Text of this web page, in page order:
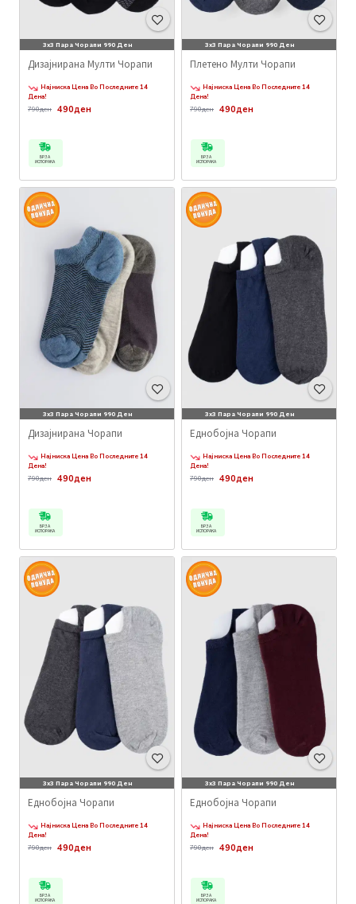
3x3 Пара Чорапи 990 Ден
Дизајнирана Мулти Чорапи
Најниска Цена Во Последните 14
Дена!
490ден
790ден
БРЗА
ИСПОРАКА
3x3 Пара Чорапи 990 Ден
Плетено Мулти Чорапи
Најниска Цена Во Последните 14
Дена!
490ден
790ден
БРЗА
ИСПОРАКА
3x3 Пара Чорапи 990 Ден
Дизајнирана Чорапи
Најниска Цена Во Последните 14
Дена!
490ден
790ден
БРЗА
ИСПОРАКА
3x3 Пара Чорапи 990 Ден
Еднобојна Чорапи
Најниска Цена Во Последните 14
Дена!
490ден
790ден
БРЗА
ИСПОРАКА
3x3 Пара Чорапи 990 Ден
Еднобојна Чорапи
Најниска Цена Во Последните 14
Дена!
490ден
790ден
БРЗА
ИСПОРАКА
3x3 Пара Чорапи 990 Ден
Еднобојна Чорапи
Најниска Цена Во Последните 14
Дена!
490ден
790ден
БРЗА
ИСПОРАКА